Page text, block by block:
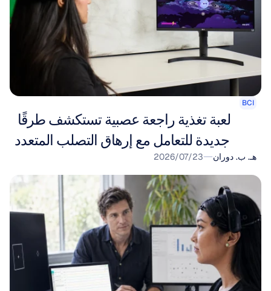
BCI
جديدة للتعامل مع إرهاق التصلب المتعدد
هـ. ب. دوران 23‏/07‏/2026